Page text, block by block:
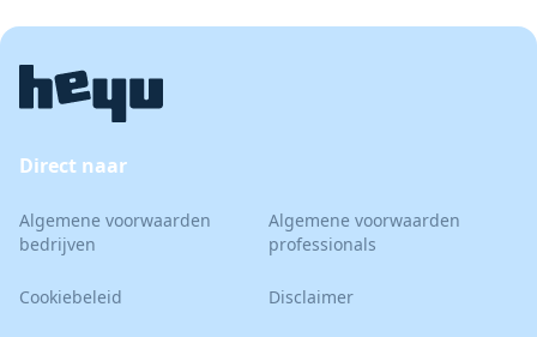
Direct naar
Algemene voorwaarden
bedrijven
Algemene voorwaarden
professionals
Cookiebeleid Disclaimer